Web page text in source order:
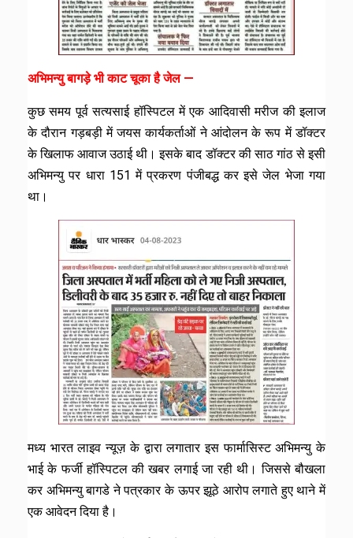
अभिमन्यु बागड़े भी काट चूका है जेल —
कुछ समय पूर्व सत्यसाई हॉस्पिटल में एक आदिवासी मरीज की इलाज
के दौरान गड़बड़ी में जयस कार्यकर्ताओं ने आंदोलन के रूप में डॉक्टर
के खिलाफ आवाज उठाई थी। इसके बाद डॉक्टर की साठ गांठ से इसी
अभिमन्यु पर धारा 151 में प्रकरण पंजीबद्ध कर इसे जेल भेजा गया
था।
मध्य भारत लाइव न्यूज़ के द्वारा लगातार इस फार्मासिस्ट अभिमन्यु के
भाई के फर्जी हॉस्पिटल की खबर लगाई जा रही थी। जिससे बौखला
कर अभिमन्यु बागडे ने पत्रकार के ऊपर झूठे आरोप लगाते हुए थाने में
एक आवेदन दिया है।